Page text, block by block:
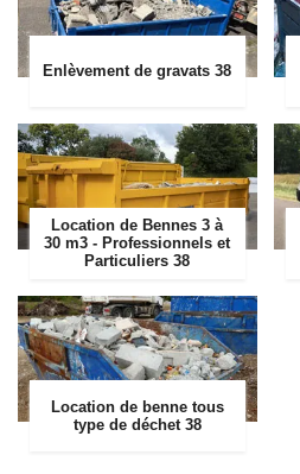
Enlèvement de gravats 38
Location de Bennes 3 à
30 m3 - Professionnels et
Particuliers 38
Location de benne tous
type de déchet 38